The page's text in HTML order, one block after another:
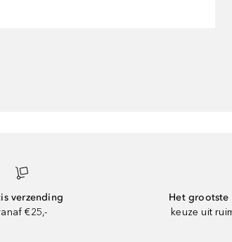
verzending
€25,-
Het grootste
keuze uit